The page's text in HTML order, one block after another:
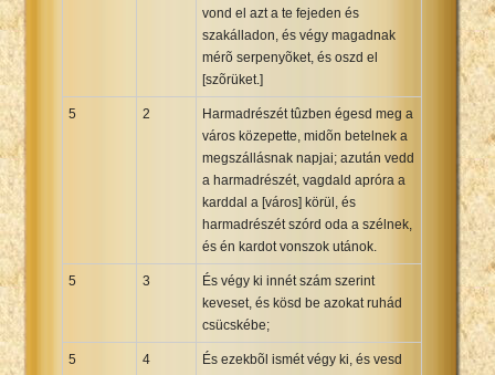
vond el azt a te fejeden és
szakálladon, és végy magadnak
mérõ serpenyõket, és oszd el
[szõrüket.]
5 2
Harmadrészét tûzben égesd meg a
város közepette, midõn betelnek a
megszállásnak napjai; azután vedd
a harmadrészét, vagdald apróra a
karddal a [város] körül, és
harmadrészét szórd oda a szélnek,
és én kardot vonszok utánok.
5 3
És végy ki innét szám szerint
keveset, és kösd be azokat ruhád
csücskébe;
5 4
És ezekbõl ismét végy ki, és vesd